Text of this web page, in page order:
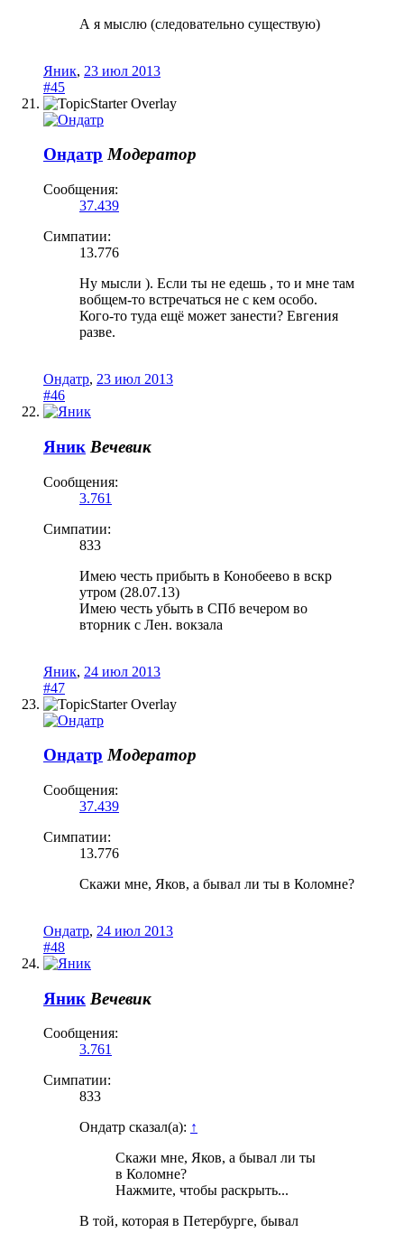
А я мыслю (следовательно существую)
Яник, 23 июл 2013
#45
Ондатр Модератор
Сообщения:
37.439
Симпатии:
13.776
Ну мысли ). Если ты не едешь , то и мне там
вобщем-то встречаться не с кем особо.
Кого-то туда ещё может занести? Евгения
разве.
Ондатр, 23 июл 2013
#46
Яник Вечевик
Сообщения:
3.761
Симпатии:
833
Имею честь прибыть в Конобеево в вскр
утром (28.07.13)
Имею честь убыть в СПб вечером во
вторник с Лен. вокзала
Яник, 24 июл 2013
#47
Ондатр Модератор
Сообщения:
37.439
Симпатии:
13.776
Скажи мне, Яков, а бывал ли ты в Коломне?
Ондатр, 24 июл 2013
#48
Яник Вечевик
Сообщения:
3.761
Симпатии:
833
Ондатр сказал(а): ↑
Скажи мне, Яков, а бывал ли ты
в Коломне?
Нажмите, чтобы раскрыть...
В той, которая в Петербурге, бывал